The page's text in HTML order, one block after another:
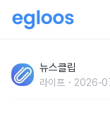
철 수건 쉰내, 한
뉴스클립
라이프 2026-